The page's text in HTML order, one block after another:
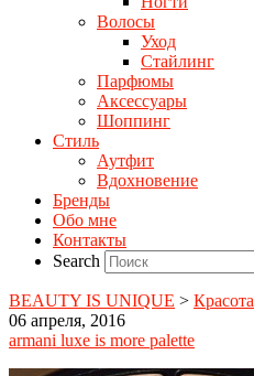
Волосы
Уход
Стайлинг
Парфюмы
Аксессуары
Шоппинг
Стиль
Аутфит
Вдохновение
Бренды
Обо мне
Контакты
Search
BEAUTY IS UNIQUE > Красота
06 апреля, 2016
armani luxe is more palette